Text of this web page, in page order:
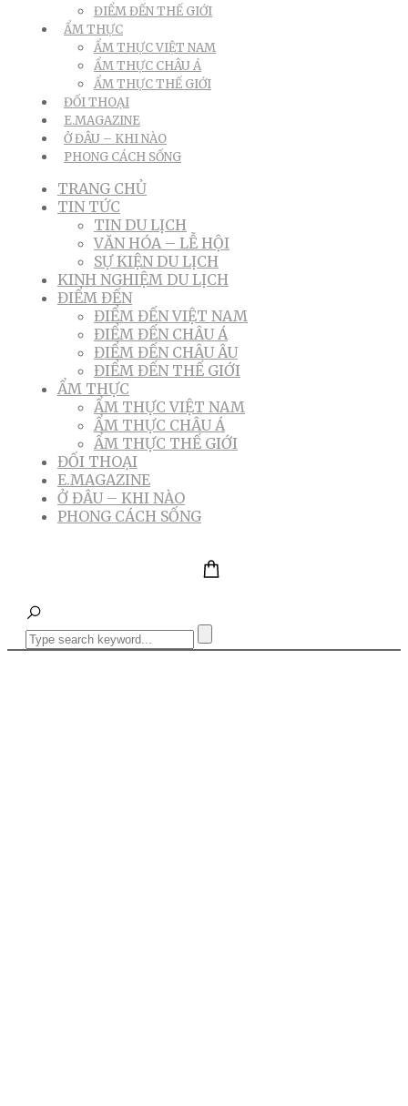
ĐIỂM ĐẾN THẾ GIỚI
ẨM THỰC
ẨM THỰC VIỆT NAM
ẨM THỰC CHÂU Á
ẨM THỰC THẾ GIỚI
ĐỐI THOẠI
E.MAGAZINE
Ở ĐÂU – KHI NÀO
PHONG CÁCH SỐNG
TRANG CHỦ
TIN TỨC
TIN DU LỊCH
VĂN HÓA – LỄ HỘI
SỰ KIỆN DU LỊCH
KINH NGHIỆM DU LỊCH
ĐIỂM ĐẾN
ĐIỂM ĐẾN VIỆT NAM
ĐIỂM ĐẾN CHÂU Á
ĐIỂM ĐẾN CHÂU ÂU
ĐIỂM ĐẾN THẾ GIỚI
ẨM THỰC
ẨM THỰC VIỆT NAM
ẨM THỰC CHÂU Á
ẨM THỰC THẾ GIỚI
ĐỐI THOẠI
E.MAGAZINE
Ở ĐÂU – KHI NÀO
PHONG CÁCH SỐNG